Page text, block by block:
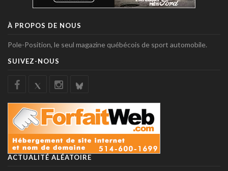
À PROPOS DE NOUS
Pole-Position, le seul magazine québécois de sport automobile.
SUIVEZ-NOUS
ACTUALITÉ ALÉATOIRE